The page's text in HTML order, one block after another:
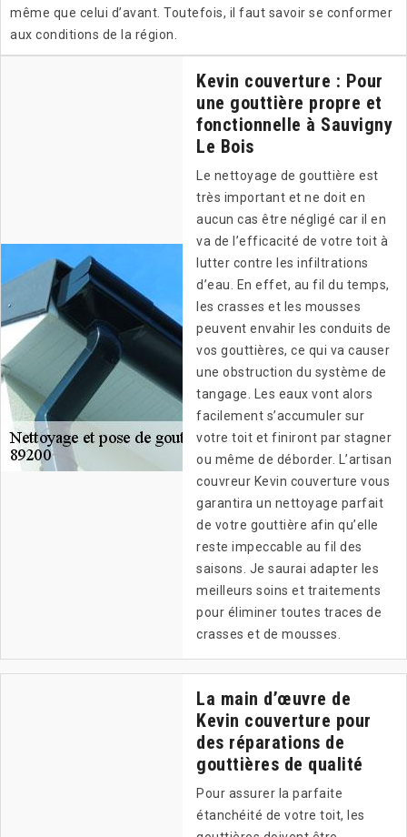
même que celui d’avant. Toutefois, il faut savoir se conformer
aux conditions de la région.
Kevin couverture : Pour
une gouttière propre et
fonctionnelle à Sauvigny
Le Bois
Le nettoyage de gouttière est
très important et ne doit en
aucun cas être négligé car il en
va de l’efficacité de votre toit à
lutter contre les infiltrations
d’eau. En effet, au fil du temps,
les crasses et les mousses
peuvent envahir les conduits de
vos gouttières, ce qui va causer
une obstruction du système de
tangage. Les eaux vont alors
facilement s’accumuler sur
votre toit et finiront par stagner
ou même de déborder. L’artisan
couvreur Kevin couverture vous
garantira un nettoyage parfait
de votre gouttière afin qu’elle
reste impeccable au fil des
saisons. Je saurai adapter les
meilleurs soins et traitements
pour éliminer toutes traces de
crasses et de mousses.
La main d’œuvre de
Kevin couverture pour
des réparations de
gouttières de qualité
Pour assurer la parfaite
étanchéité de votre toit, les